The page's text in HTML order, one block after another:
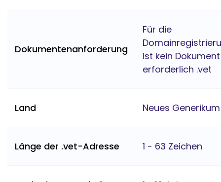
Dokumentenanforderung
Für die
ist kein Dokument
erforderlich .vet
Land Neues Generikum
Länge der .vet-Adresse 1 - 63 Zeichen